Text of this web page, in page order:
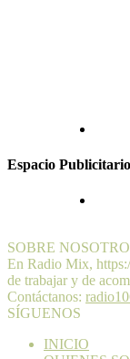
Espacio Publicitario
SOBRE
En Radio Mix,
de trabajar y de
Contáctanos:
SÍGUENOS
INICIO